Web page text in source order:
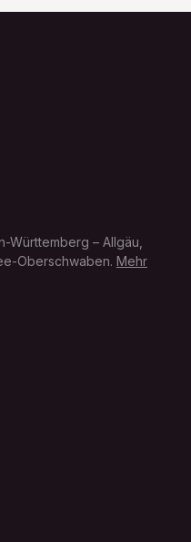
Württemberg – Allgäu,
Oberschwaben. Mehr